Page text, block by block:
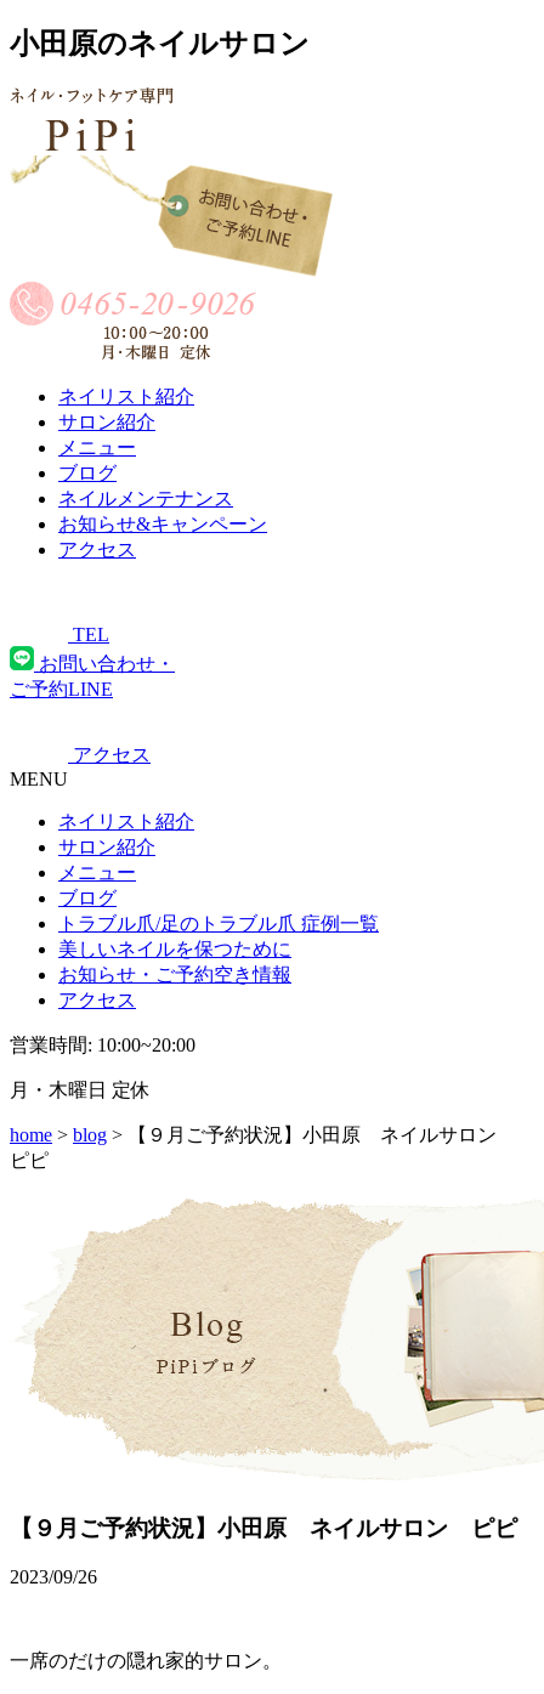
小田原のネイルサロン
ネイリスト紹介
サロン紹介
メニュー
ブログ
ネイルメンテナンス
お知らせ&キャンペーン
アクセス
TEL
お問い合わせ・
ご予約LINE
アクセス
MENU
ネイリスト紹介
サロン紹介
メニュー
ブログ
トラブル爪/足のトラブル爪 症例一覧
美しいネイルを保つために
お知らせ・ご予約空き情報
アクセス
営業時間: 10:00~20:00
月・木曜日 定休
home > blog > 【９月ご予約状況】小田原 ネイルサロン
ピピ
【９月ご予約状況】小田原 ネイルサロン ピピ
2023/09/26
一席のだけの隠れ家的サロン。